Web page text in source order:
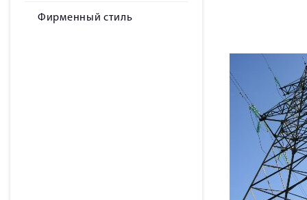
Фирменный стиль